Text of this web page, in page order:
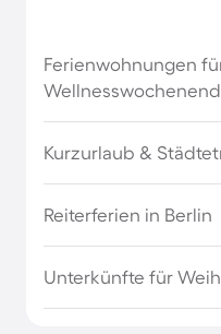
Ferienwohnungen
Kurzurlaub &
Reiterferien in Berlin
Unterkünfte für